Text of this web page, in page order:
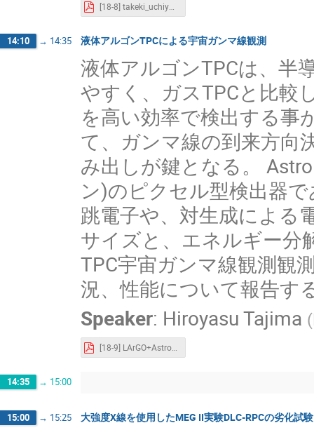
[18-8] takeki_uchiyama_mpgd.pdf
14:10 → 14:35 液体アルゴンTPCによる宇宙ガンマ線観測
液体アルゴンTPCは、半
やすく、ガスTPCと比較
を高い効率で検出する事
て、ガンマ線の到来方向
み出しが鍵となる。
ン)のピクセル型検出器
跳電子や、対生成による
サイズと、エネルギー分
TPC宇宙ガンマ線観測観
況、性能について報告す
Speaker: Hiroyasu Tajima (
[18-9] LArGO+AstroPix-2023-1118.pdf
14:35 → 15:00
15:00 → 15:25 大強度X線を使用したMEG II実験DLC-RPCの劣化試験